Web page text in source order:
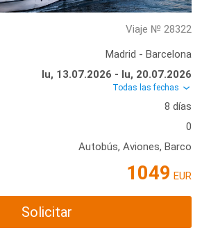
Viaje № 28322
Madrid - Barcelona
lu, 13.07.2026 - lu, 20.07.2026
Todas las fechas
8 días
0
Autobús, Aviones, Barco
1049 EUR
Solicitar